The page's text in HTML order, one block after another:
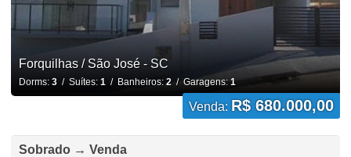
Forquilhas / São José - SC
Dorms: 3/ Suítes: 1 / Banheiros: 2/ Garagens:1
Venda: R$ 680.000,00
Sobrado → Venda